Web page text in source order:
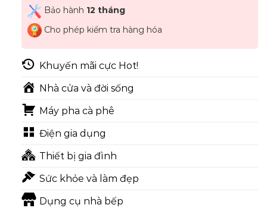
Bảo hành 12 tháng
Cho phép kiểm tra hàng hóa
Khuyến mãi cực Hot!
Nhà cửa và đời sống
Máy pha cà phê
Điện gia dụng
Thiết bị gia đình
Sức khỏe và làm đẹp
Dụng cụ nhà bếp